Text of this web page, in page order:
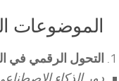
الموضوعات
التحول الرقمي في